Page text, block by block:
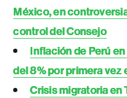
México, en
control del Consejo
Inflación de Perú
del 8% por primera vez
Crisis migratoria en